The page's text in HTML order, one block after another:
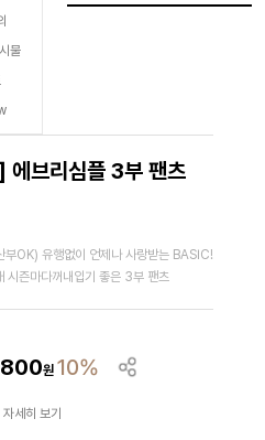
물
브리심플 3부 팬츠
부OK) 유행없이 언제나 사랑받는 BASIC!
시즌마다꺼내입기 좋은 3부 팬츠
원 10%
자세히 보기